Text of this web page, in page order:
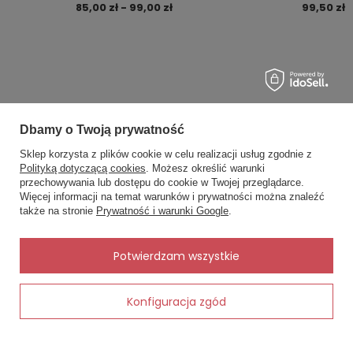
Dodaj do koszyka
Serwis opinii Opineo
85,00 zł - 99,00 zł 99,50 zł
MOJE ZAMÓWIENIE
Status zamówienia
Śledzenie przesyłki
Kontakt
×
✨ Asystent zakupowy
Napisz czego szukasz — pokażę
gotowe propozycje.
Dbamy o Twoją prywatność
Sklep korzysta z plików cookie w celu realizacji usług zgodnie z
Polityką dotyczącą cookies. Możesz określić warunki
przechowywania lub dostępu do cookie w Twojej przeglądarce.
Więcej informacji na temat warunków i prywatności można znaleźć
także na stronie Prywatność i warunki Google.
Konfiguracja zgód
Potwierdzam wszystkie